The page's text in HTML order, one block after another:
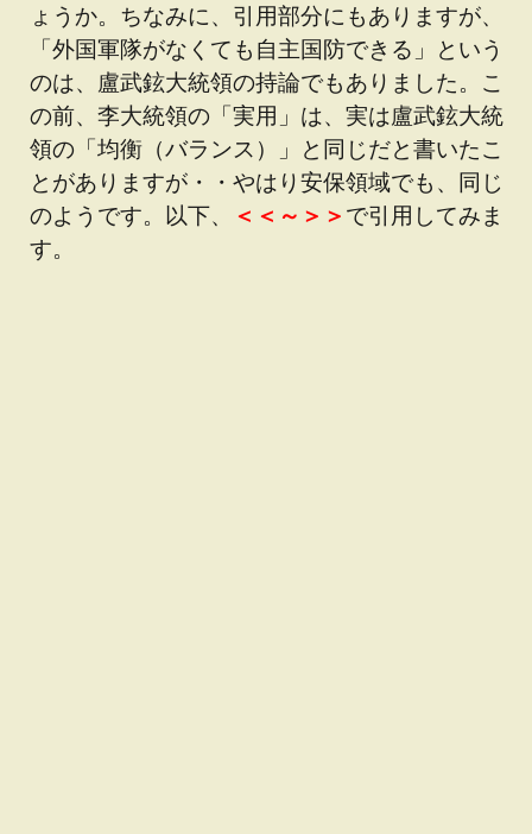
ょうか。ちなみに、引用部分にもありますが、
「外国軍隊がなくても自主国防できる」という
のは、盧武鉉大統領の持論でもありました。こ
の前、李大統領の「実用」は、実は盧武鉉大統
領の「均衡（バランス）」と同じだと書いたこ
とがありますが・・やはり安保領域でも、同じ
のようです。以下、
＜＜～＞＞ で引用してみま
す。